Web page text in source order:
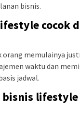
bisnis.
cocok
orang memulainya
waktu dan
jadwal.
bisnis